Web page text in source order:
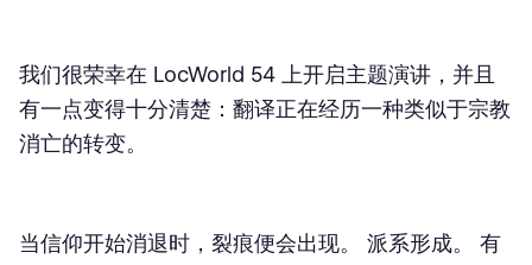
我们很荣幸在 LocWorld 54 上开启主题演讲，并且
有一点变得十分清楚：翻译正在经历一种类似于宗教
消亡的转变。
当信仰开始消退时，裂痕便会出现。 派系形成。 有